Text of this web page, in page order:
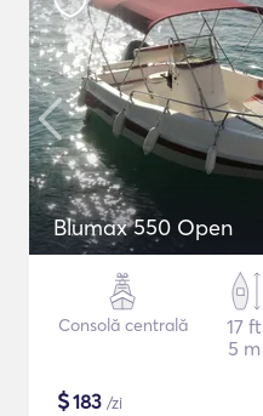
Blumax 550 Open
Consolă centrală
17 ft
5 m
$183 /zi